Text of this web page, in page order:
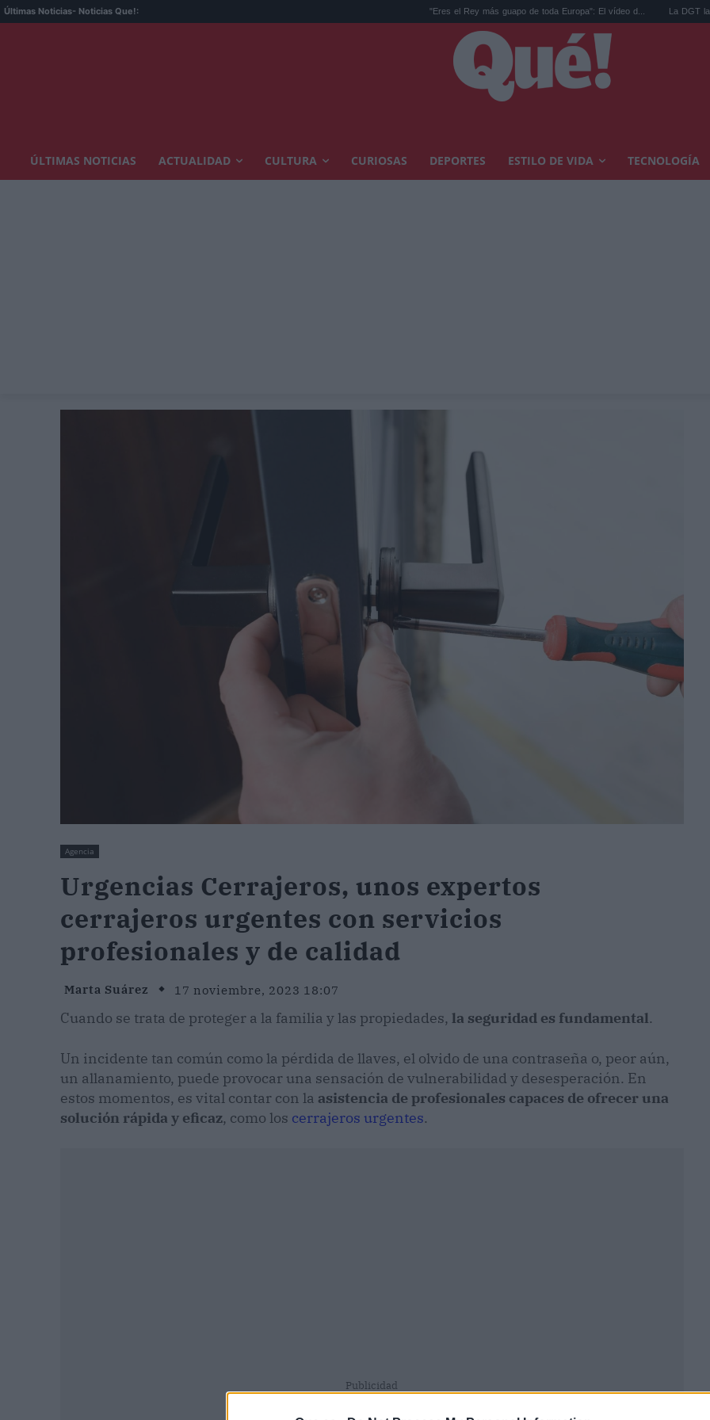
Últimas Noticias- Noticias Que!: "Eres el Rey más guapo de toda Europa": El vídeo d... La DGT lanza un aviso
ÚLTIMAS NOTICIAS ACTUALIDAD CULTURA CURIOSAS DEPORTES ESTILO DE VIDA TECNOLOGÍA
Agencia
Urgencias Cerrajeros, unos expertos
cerrajeros urgentes con servicios
profesionales y de calidad
Marta Suárez 17 noviembre, 2023 18:07
Cuando se trata de proteger a la familia y las propiedades, la seguridad es fundamental.
Un incidente tan común como la pérdida de llaves, el olvido de una contraseña o, peor aún,
un allanamiento, puede provocar una sensación de vulnerabilidad y desesperación. En
estos momentos, es vital contar con la asistencia de profesionales capaces de ofrecer una
solución rápida y eficaz, como los cerrajeros urgentes.
Publicidad